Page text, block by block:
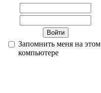
Запомнить меня на этом
компьютере